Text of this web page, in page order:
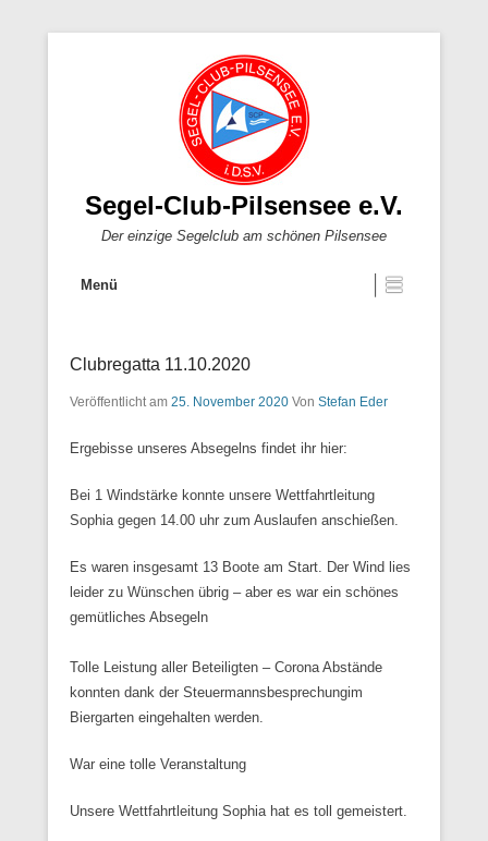
Segel-Club-Pilsensee e.V.
Der einzige Segelclub am schönen Pilsensee
Menü
Clubregatta 11.10.2020
Veröffentlicht am 25. November 2020 Von Stefan Eder
Ergebisse unseres Absegelns findet ihr hier:
Bei 1 Windstärke konnte unsere Wettfahrtleitung
Sophia gegen 14.00 uhr zum Auslaufen anschießen.
Es waren insgesamt 13 Boote am Start. Der Wind lies
leider zu Wünschen übrig – aber es war ein schönes
gemütliches Absegeln
Tolle Leistung aller Beteiligten – Corona Abstände
konnten dank der Steuermannsbesprechungim
Biergarten eingehalten werden.
War eine tolle Veranstaltung
Unsere Wettfahrtleitung Sophia hat es toll gemeistert.